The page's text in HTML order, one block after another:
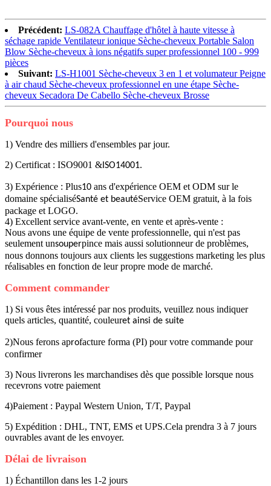
Précédent: LS-082A Chauffage d'hôtel à haute vitesse à
séchage rapide Ventilateur ionique Sèche-cheveux Portable Salon
Blow Sèche-cheveux à ions négatifs super professionnel 100 - 999
pièces
Suivant: LS-H1001 Sèche-cheveux 3 en 1 et volumateur Peigne
à air chaud Sèche-cheveux professionnel en une étape Sèche-
cheveux Secadora De Cabello Sèche-cheveux Brosse
Pourquoi nous
1) Vendre des milliers d'ensembles par jour.
2) Certificat : ISO9001 & ISO14001.
3) Expérience : Plus10 ans d'expérience OEM et ODM sur le
domaine spécialiséSanté et beautéService OEM gratuit, à la fois
package et LOGO.
4) Excellent service avant-vente, en vente et après-vente :
Nous avons une équipe de vente professionnelle, qui n'est pas
seulement unsouperpince mais aussi solutionneur de problèmes,
nous donnons toujours aux clients les suggestions marketing les plus
réalisables en fonction de leur propre mode de marché.
Comment commander
1) Si vous êtes intéressé par nos produits, veuillez nous indiquer
quels articles, quantité, couleuret ainsi de suite
2)Nous ferons aprofacture forma (PI) pour votre commande pour
confirmer
3) Nous livrerons les marchandises dès que possible lorsque nous
recevrons votre paiement
4)Paiement : Paypal Western Union, T/T, Paypal
5) Expédition : DHL, TNT, EMS et UPS.Cela prendra 3 à 7 jours
ouvrables avant de les envoyer.
Délai de livraison
1) Échantillon dans les 1-2 jours